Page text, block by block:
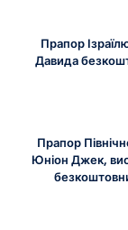
Прапор
Давида
Прапор
Юніон Джек,